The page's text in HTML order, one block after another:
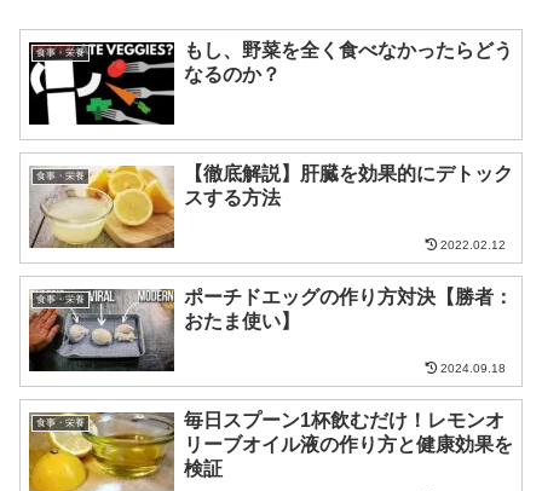
食事・栄養
もし、野菜を全く食べなかったらどう
なるのか？
食事・栄養
【徹底解説】肝臓を効果的にデトック
スする方法
2022.02.12
食事・栄養
ポーチドエッグの作り方対決【勝者：
おたま使い】
2024.09.18
食事・栄養
毎日スプーン1杯飲むだけ！レモンオ
リーブオイル液の作り方と健康効果を
検証